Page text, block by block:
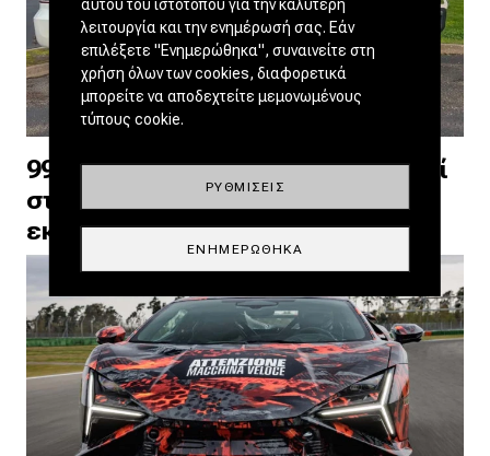
999.999 km σε Land Cruiser – Γιατί
σταμάτησε πριν από το
εκατομμύριο; [video]
αυτού του ιστότοπου για την καλύτερη
λειτουργία και την ενημέρωσή σας. Εάν
επιλέξετε "Ενημερώθηκα", συναινείτε στη
χρήση όλων των cookies, διαφορετικά
μπορείτε να αποδεχτείτε μεμονωμένους
τύπους cookie.
ΡΥΘΜΊΣΕΙΣ
ΕΝΗΜΕΡΏΘΗΚΑ